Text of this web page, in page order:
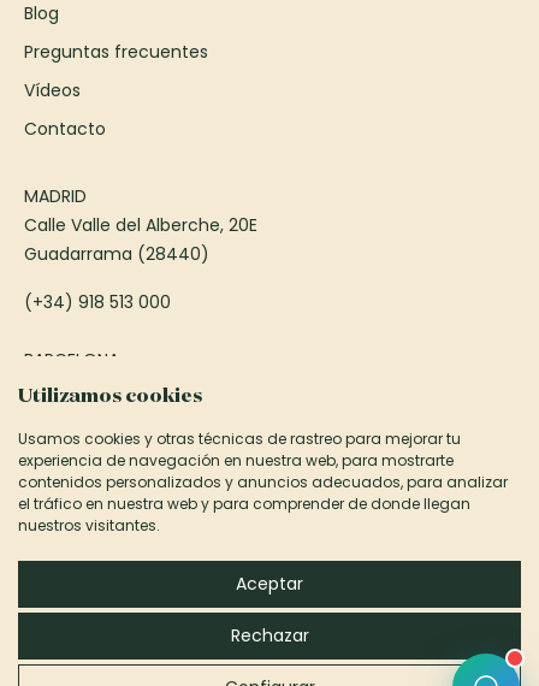
Utilizamos cookies
Usamos cookies y otras técnicas de rastreo para mejorar tu
experiencia de navegación en nuestra web, para mostrarte
contenidos personalizados y anuncios adecuados, para analizar
el tráfico en nuestra web y para comprender de donde llegan
nuestros visitantes.
Aceptar
Rechazar
Blog
Preguntas frecuentes
Vídeos
Contacto
MADRID
Calle Valle del Alberche, 20E
Guadarrama (28440)
(+34) 918 513 000
BARCELONA
Passeig Francesc Macià, 75
(+34) 935 906 850
informacion@canexel.es
©2026 Canexel Construcciones S.L.
Aviso Legal y Privacidad
Política de cookies